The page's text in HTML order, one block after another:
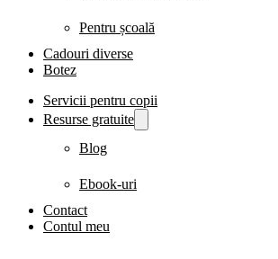
Pentru școală
Cadouri diverse
Botez
Servicii pentru copii
Resurse gratuite
Blog
Ebook-uri
Contact
Contul meu